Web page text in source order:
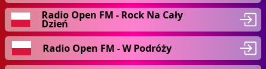
Radio Open FM - Rock Na Cały
Dzień
Radio Open FM - W Podróży